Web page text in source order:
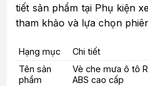
tiết sản phẩm tại Phụ kiện
tham khảo và lựa chọn
Hạng mục
Chi tiết
Tên sản
phẩm
Vè che mưa ô tô
ABS cao cấp